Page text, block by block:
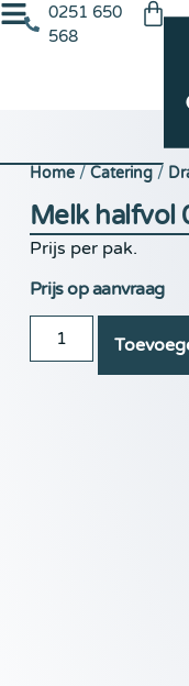
0251 650
568
Home/ Catering/
Melk halfvol
Prijs per pak.
Prijs op aanvraag